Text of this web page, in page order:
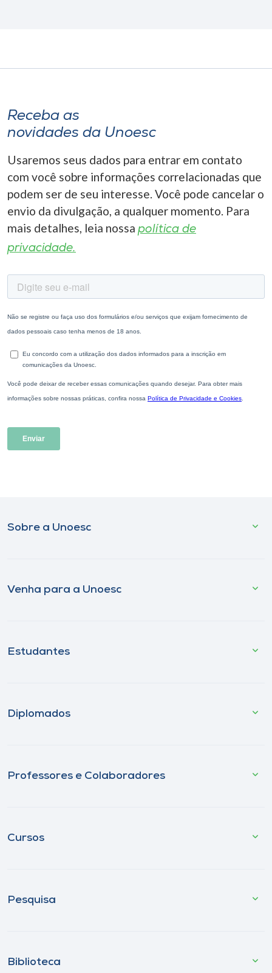
Receba as
novidades da Unoesc
Usaremos seus dados para entrar em contato
com você sobre informações correlacionadas que
podem ser de seu interesse. Você pode cancelar o
envio da divulgação, a qualquer momento. Para
mais detalhes, leia nossa política de
privacidade.
Sobre a Unoesc
Venha para a Unoesc
Estudantes
Diplomados
Professores e Colaboradores
Cursos
Pesquisa
Biblioteca